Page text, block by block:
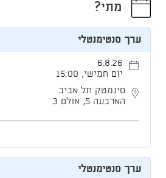
מתי?
ערך סנטימנטלי
6.8.26
יום חמישי, 15:00
סינמטק תל אביב
הארבעה 5, אולם 3
ערך סנטימנטלי